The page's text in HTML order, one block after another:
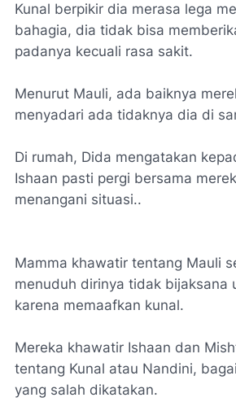
Kunal berpikir dia merasa lega
bahagia, dia tidak bisa
padanya kecuali rasa sakit.
Menurut Mauli, ada baiknya
menyadari ada tidaknya dia di
Di rumah, Dida mengatakan
Ishaan pasti pergi bersama
menangani situasi..
Mamma khawatir tentang Mauli
menuduh dirinya tidak bijaksana
karena memaafkan kunal.
Mereka khawatir Ishaan dan
tentang Kunal atau Nandini,
yang salah dikatakan.